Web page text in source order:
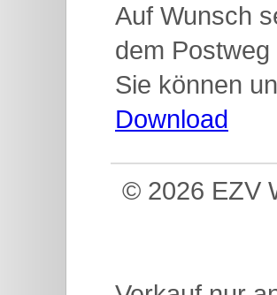
Auf Wunsch
dem Postweg
Sie können
Download
© 2026 EZV